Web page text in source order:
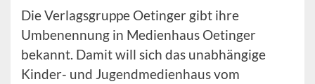
Die Verlagsgruppe Oetinger gibt ihre
Umbenennung in Medienhaus Oetinger
bekannt. Damit will sich das unabhängige
Kinder- und Jugendmedienhaus vom